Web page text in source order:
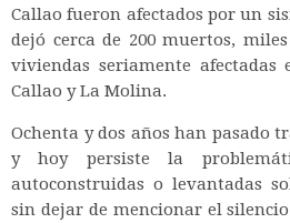
Callao fueron afectados por un
dejó cerca de 200 muertos,
viviendas seriamente afectadas
Callao y La Molina.
Ochenta y dos años han pasado
y hoy persiste la
autoconstruidas o levantadas
sin dejar de mencionar el